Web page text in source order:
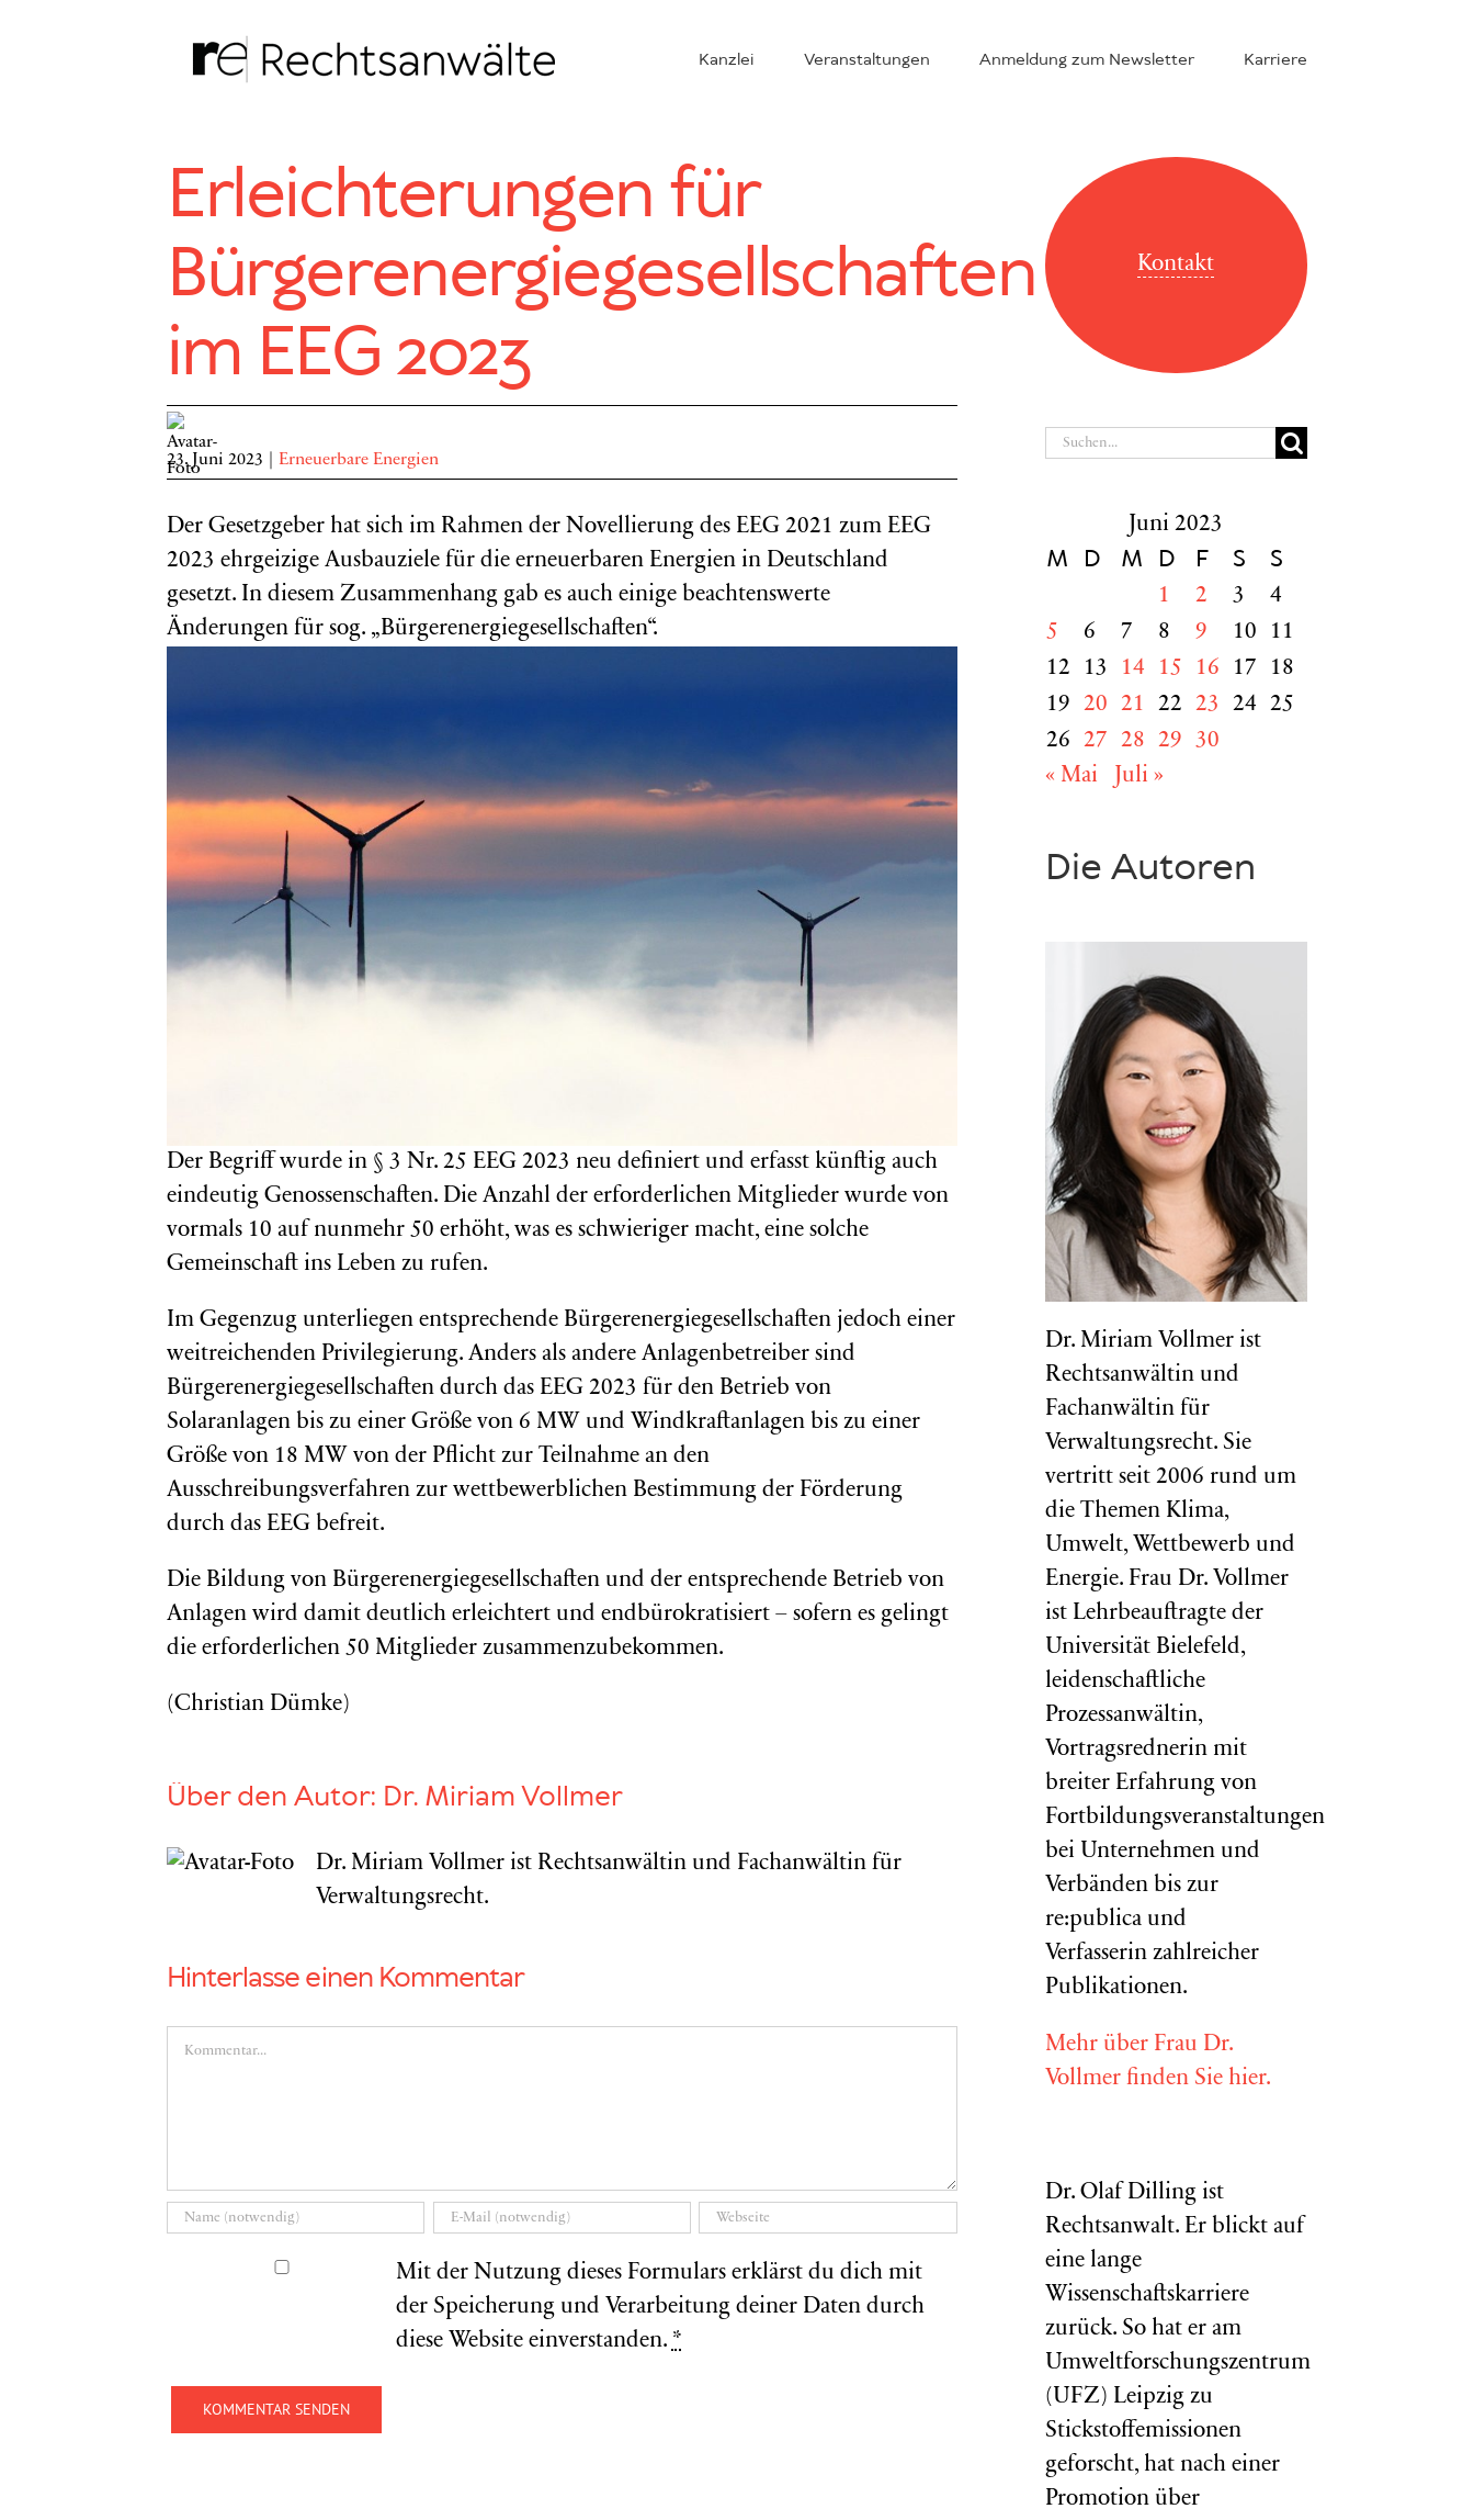
Kanzlei Veranstaltungen Anmeldung zum Newsletter Karriere
Erleichterungen für
Bürgerenergiegesellschaften
im EEG 2023
23. Juni 2023 Erneuerbare Energien
Der Gesetzgeber hat sich im Rahmen der Novellierung des EEG 2021 zum EEG
2023 ehrgeizige Ausbauziele für die erneuerbaren Energien in Deutschland
gesetzt. In diesem Zusammenhang gab es auch einige beachtenswerte
Änderungen für sog. „Bürgerenergiegesellschaften“.
Der Begriff wurde in § 3 Nr. 25 EEG 2023 neu definiert und erfasst künftig auch
eindeutig Genossenschaften. Die Anzahl der erforderlichen Mitglieder wurde von
vormals 10 auf nunmehr 50 erhöht, was es schwieriger macht, eine solche
Gemeinschaft ins Leben zu rufen.
Im Gegenzug unterliegen entsprechende Bürgerenergiegesellschaften jedoch einer
weitreichenden Privilegierung. Anders als andere Anlagenbetreiber sind
Bürgerenergiegesellschaften durch das EEG 2023 für den Betrieb von
Solaranlagen bis zu einer Größe von 6 MW und Windkraftanlagen bis zu einer
Größe von 18 MW von der Pflicht zur Teilnahme an den
Ausschreibungsverfahren zur wettbewerblichen Bestimmung der Förderung
durch das EEG befreit.
Die Bildung von Bürgerenergiegesellschaften und der entsprechende Betrieb von
Anlagen wird damit deutlich erleichtert und endbürokratisiert – sofern es gelingt
die erforderlichen 50 Mitglieder zusammenzubekommen.
(Christian Dümke)
Über den Autor: Dr. Miriam Vollmer
Dr. Miriam Vollmer ist Rechtsanwältin und Fachanwältin für
Verwaltungsrecht.
Hinterlasse einen Kommentar
Kommentar
Mit der Nutzung dieses Formulars erklärst du dich mit
der Speicherung und Verarbeitung deiner Daten durch
diese Website einverstanden. *
Kontakt
Suche
Juni 2023
M D M D F S S
1 2 3
4
5
6 7 8 9 10
11
12
13 14 15 16 17
18
19
20 21 22 23 24
25
26
27 28 29
30
« Mai
Juli »
Die Autoren
Dr. Miriam Vollmer ist
Rechtsanwältin und
Fachanwältin für
Verwaltungsrecht. Sie
vertritt seit 2006 rund um
die Themen Klima,
Umwelt, Wettbewerb und
Energie. Frau Dr. Vollmer
ist Lehrbeauftragte der
Universität Bielefeld,
leidenschaftliche
Prozessanwältin,
Vortragsrednerin mit
breiter Erfahrung von
Fortbildungsveranstaltungen
bei Unternehmen und
Verbänden bis zur
re:publica und
Verfasserin zahlreicher
Publikationen.
Mehr über Frau Dr.
Vollmer finden Sie hier.
Dr. Olaf Dilling ist
Rechtsanwalt. Er blickt auf
eine lange
Wissenschaftskarriere
zurück. So hat er am
Umweltforschungszentrum
(UFZ) Leipzig zu
Stickstoffemissionen
geforscht, hat nach einer
Promotion über